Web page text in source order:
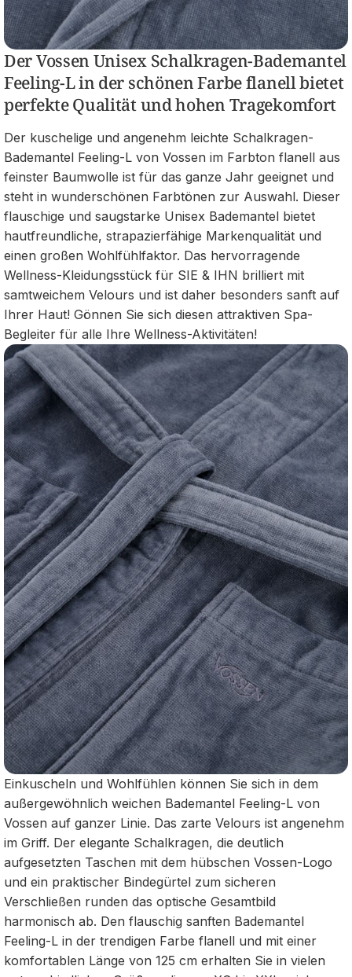
Der Vossen Unisex Schalkragen-Bademantel
Feeling-L in der schönen Farbe flanell bietet
perfekte Qualität und hohen Tragekomfort
Der kuschelige und angenehm leichte Schalkragen-
Bademantel Feeling-L von Vossen im Farbton flanell aus
feinster Baumwolle ist für das ganze Jahr geeignet und
steht in wunderschönen Farbtönen zur Auswahl. Dieser
flauschige und saugstarke Unisex Bademantel bietet
hautfreundliche, strapazierfähige Markenqualität und
einen großen Wohlfühlfaktor. Das hervorragende
Wellness-Kleidungsstück für SIE & IHN brilliert mit
samtweichem Velours und ist daher besonders sanft auf
Ihrer Haut! Gönnen Sie sich diesen attraktiven Spa-
Begleiter für alle Ihre Wellness-Aktivitäten!
Einkuscheln und Wohlfühlen können Sie sich in dem
außergewöhnlich weichen Bademantel Feeling-L von
Vossen auf ganzer Linie. Das zarte Velours ist angenehm
im Griff. Der elegante Schalkragen, die deutlich
aufgesetzten Taschen mit dem hübschen Vossen-Logo
und ein praktischer Bindegürtel zum sicheren
Verschließen runden das optische Gesamtbild
harmonisch ab. Den flauschig sanften Bademantel
Feeling-L in der trendigen Farbe flanell und mit einer
komfortablen Länge von 125 cm erhalten Sie in vielen